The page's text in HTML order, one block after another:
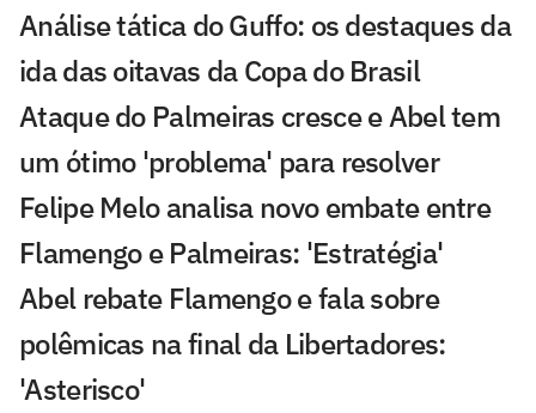
Análise tática do Guffo: os destaques da
ida das oitavas da Copa do Brasil
Ataque do Palmeiras cresce e Abel tem
um ótimo 'problema' para resolver
Felipe Melo analisa novo embate entre
Flamengo e Palmeiras: 'Estratégia'
Abel rebate Flamengo e fala sobre
polêmicas na final da Libertadores:
'Asterisco'